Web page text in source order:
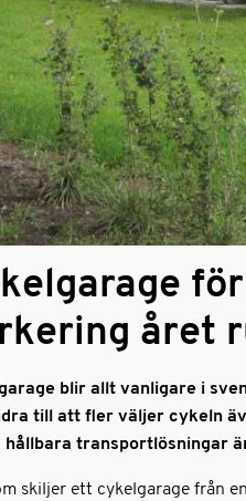
året
blir allt vanligare i
till att fler väljer cykeln
hållbara transportlösningar
skiljer ett cykelgarage från